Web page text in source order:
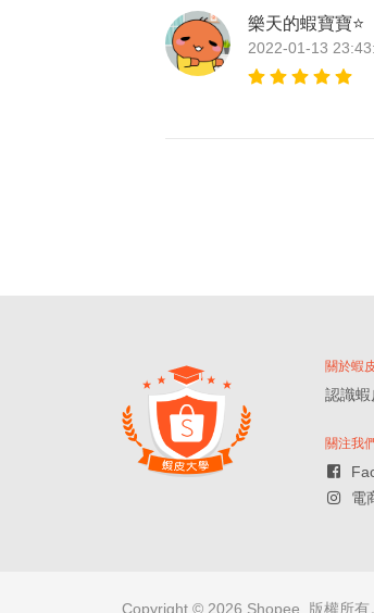
樂天的蝦寶寶⭐
2022-01-13
關於蝦
認識
關注我
電
Copyright © 2026 Shopee. 版權所有